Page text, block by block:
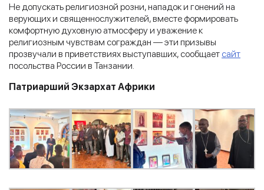
Не допускать религиозной розни, нападок и гонений на
верующих и священнослужителей, вместе формировать
комфортную духовную атмосферу и уважение к
религиозным чувствам сограждан — эти призывы
прозвучали в приветствиях выступавших, сообщает сайт
посольства России в Танзании.
Патриарший Экзархат Африки